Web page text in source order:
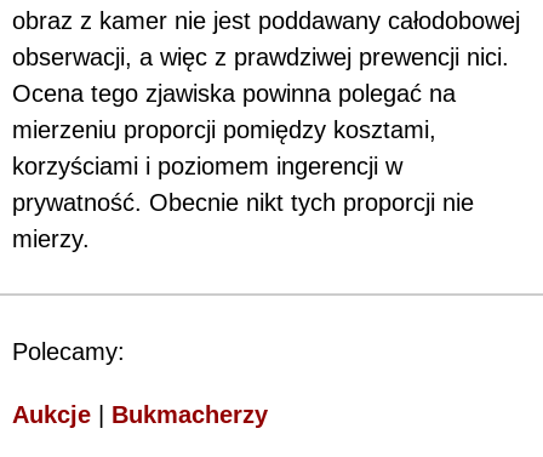
obraz z kamer nie jest poddawany całodobowej
obserwacji, a więc z prawdziwej prewencji nici.
Ocena tego zjawiska powinna polegać na
mierzeniu proporcji pomiędzy kosztami,
korzyściami i poziomem ingerencji w
prywatność. Obecnie nikt tych proporcji nie
mierzy.
Polecamy:
Aukcje Bukmacherzy